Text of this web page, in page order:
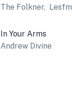
The Folkner, Lesfm
In Your Arms
Andrew Divine